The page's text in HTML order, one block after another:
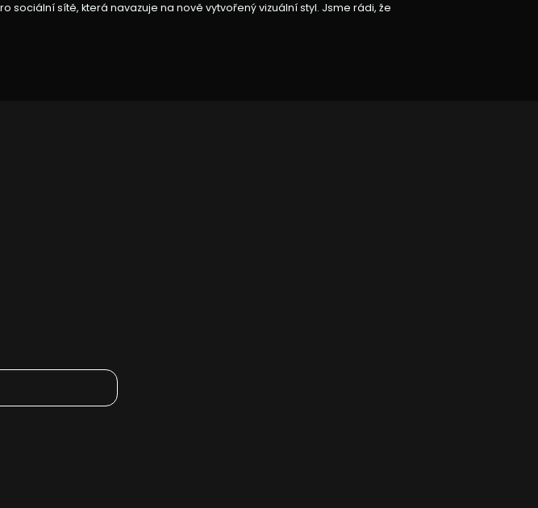
sítě, která navazuje na nově vytvořený vizuální styl. Jsme rádi, že